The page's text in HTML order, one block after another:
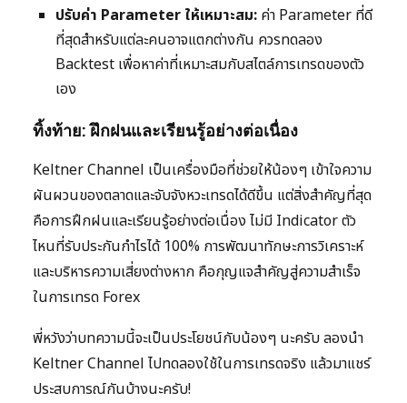
ปรับค่า Parameter ให้เหมาะสม: ค่า Parameter ที่ดี
ที่สุดสำหรับแต่ละคนอาจแตกต่างกัน ควรทดลอง
Backtest เพื่อหาค่าที่เหมาะสมกับสไตล์การเทรดของตัว
เอง
ทิ้งท้าย: ฝึกฝนและเรียนรู้อย่างต่อเนื่อง
Keltner Channel เป็นเครื่องมือที่ช่วยให้น้องๆ เข้าใจความ
ผันผวนของตลาดและจับจังหวะเทรดได้ดีขึ้น แต่สิ่งสำคัญที่สุด
คือการฝึกฝนและเรียนรู้อย่างต่อเนื่อง ไม่มี Indicator ตัว
ไหนที่รับประกันกำไรได้ 100% การพัฒนาทักษะการวิเคราะห์
และบริหารความเสี่ยงต่างหาก คือกุญแจสำคัญสู่ความสำเร็จ
ในการเทรด Forex
พี่หวังว่าบทความนี้จะเป็นประโยชน์กับน้องๆ นะครับ ลองนำ
Keltner Channel ไปทดลองใช้ในการเทรดจริง แล้วมาแชร์
ประสบการณ์กันบ้างนะครับ!